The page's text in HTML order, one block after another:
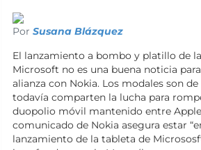
Por Susana Blázquez
El lanzamiento a bombo y platillo de
Microsoft no es una buena noticia
alianza con Nokia. Los modales son
todavía comparten la lucha para
duopolio móvil mantenido entre
comunicado de Nokia asegura estar
lanzamiento de la tableta de